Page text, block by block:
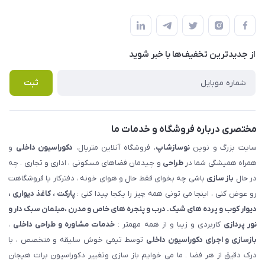
املاک مدنی - نوساز شاپ
لیست محصولات
درباره ما
قوانین و مقررات
حریم خصوصی
راهنما
پرسش های متداول
از جدید‌ترین تخفیف‌ها با‌ خبر شوید
ثبت
مختصری درباره فروشگاه و خدمات ما
سایت بزرگ و نویننوسازشاپ، فروشگاه آنلاین متریال، دکوراسیون داخلی و
همراه همیشگی شما درطراحی و چیدمان فضاهای مسکونی ، اداری و تجاری . چه
در حال باز سازی باشی چه بخوای فقط حال و هوای خونه ، دفترکار یا فروشگاهت
رو عوض کنی ، اینجا می تونی همه چیز را یکجا پیدا کنی :پارکت ، کاغذ دیواری ،
دیوار کوب و پرده های شیک. درب و پنجره های خاص و مدرن ،مبلمان سبک دار و
نور پردازی کاربردی و زیبا و از همه مهمتر : خدمات مشاوره و طراحی داخلی ،
بازسازی و اجرای دکوراسیون داخلی توسط تیمی خوش سلیقه و متخصص ، با
درک دقیق از هر فضا . ما می خوایم باز سازی وتغییر دکوراسیون برات هیجان